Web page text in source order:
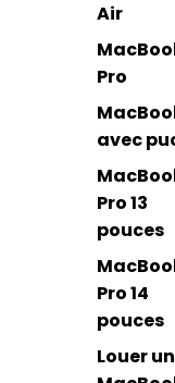
Air
Pro
avec
Pro 13
pouces
Pro 14
pouces
Louer un